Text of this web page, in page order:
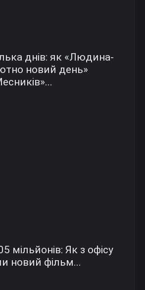
днів: як «Людина-
новий день»
мільйонів: Як з офісу
новий фільм...